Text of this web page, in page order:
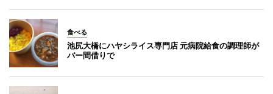
食べる
池尻大橋にハヤシライス専門店 元病院給食の調理師が
バー間借りで